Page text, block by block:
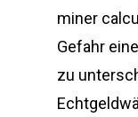
miner
Gefahr
zu